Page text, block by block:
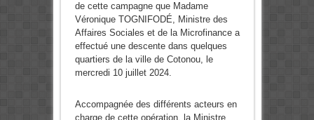
de cette campagne que Madame
Véronique TOGNIFODÉ, Ministre des
Affaires Sociales et de la Microfinance a
effectué une descente dans quelques
quartiers de la ville de Cotonou, le
mercredi 10 juillet 2024.
Accompagnée des différents acteurs en
charge de cette opération, la Ministre